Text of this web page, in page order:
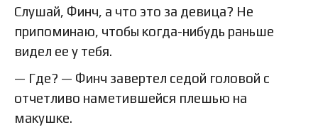
Слушай, Финч, а что это за девица? Не
припоминаю, чтобы когда-нибудь раньше
видел ее у тебя.
— Где? — Финч завертел седой головой с
отчетливо наметившейся плешью на
макушке.